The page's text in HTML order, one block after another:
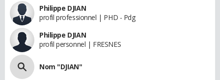
Philippe DJIAN
profil professionnel | PHD - Pdg
Philippe DJIAN
profil personnel | FRESNES
Nom "DJIAN"